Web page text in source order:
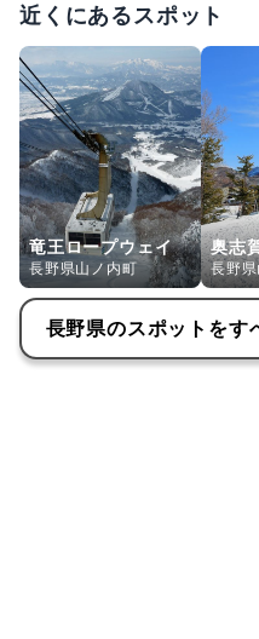
近くにあるスポット
竜王ロープウェイ
長野県山ノ内町
奥志
長野
長野県のスポットをす